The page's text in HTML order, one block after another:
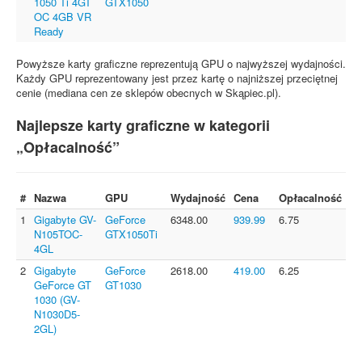
OC 4GB VR
Ready
Powyższe karty graficzne reprezentują GPU o najwyższej wydajności.
Każdy GPU reprezentowany jest przez kartę o najniższej przeciętnej
cenie (mediana cen ze sklepów obecnych w Skąpiec.pl).
Najlepsze karty graficzne w kategorii
„Opłacalność”
# Nazwa GPU Wydajność Cena
Opłacalność
1
Gigabyte GV-
N105TOC-
4GL
GeForce
GTX1050Ti
6348.00 939.99 6.75
2 Gigabyte
GeForce GT
1030 (GV-
N1030D5-
2GL)
GeForce
GT1030
2618.00 419.00 6.25